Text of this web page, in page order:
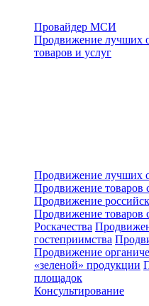
Провайдер МСИ
Продвижение лучших
товаров и услуг
Продвижение лучших
Продвижение товаров
Продвижение
Продвижение товаров
Роскачества
гостеприимства
Продвижение
«зеленой» продукции
площадок
Консультирование